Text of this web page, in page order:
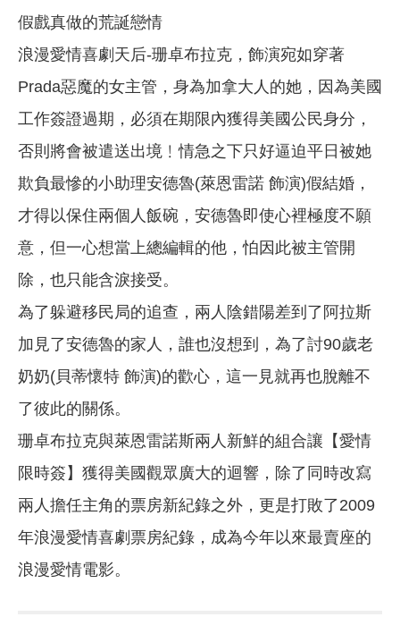
假戲真做的荒誕戀情
浪漫愛情喜劇天后-珊卓布拉克，飾演宛如穿著
Prada惡魔的女主管，身為加拿大人的她，因為美國
工作簽證過期，必須在期限內獲得美國公民身分，
否則將會被遣送出境﹗情急之下只好逼迫平日被她
欺負最慘的小助理安德魯(萊恩雷諾 飾演)假結婚，
才得以保住兩個人飯碗，安德魯即使心裡極度不願
意，但一心想當上總編輯的他，怕因此被主管開
除，也只能含淚接受。
為了躲避移民局的追查，兩人陰錯陽差到了阿拉斯
加見了安德魯的家人，誰也沒想到，為了討90歲老
奶奶(貝蒂懷特 飾演)的歡心，這一見就再也脫離不
了彼此的關係。
珊卓布拉克與萊恩雷諾斯兩人新鮮的組合讓【愛情
限時簽】獲得美國觀眾廣大的迴響，除了同時改寫
兩人擔任主角的票房新紀錄之外，更是打敗了2009
年浪漫愛情喜劇票房紀錄，成為今年以來最賣座的
浪漫愛情電影。